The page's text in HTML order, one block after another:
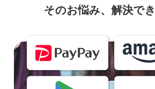
そのお悩み、解決で